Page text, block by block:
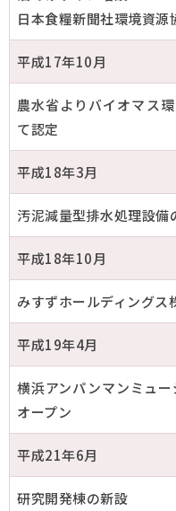
日本食糧新聞社環境資源
平成17年10月
農水省よりバイオマス
て認定
平成18年3月
汚泥減量型排水処理設備
平成18年10月
みすずホールディングス
平成19年4月
横浜アンパンマンミュー
オープン
平成21年6月
研究開発棟の新設